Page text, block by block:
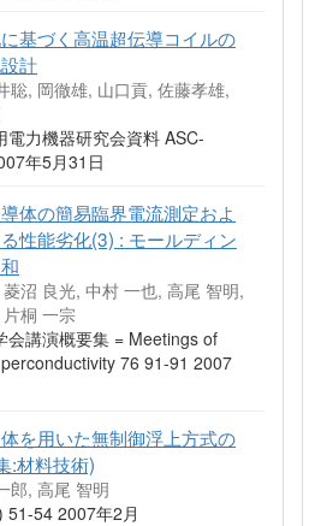
基づく高温超伝導コイルの
計
聡, 岡徹雄, 山口貢, 佐藤孝雄,
電力機器研究会資料 ASC-
年5月31日
体の簡易臨界電流測定およ
性能劣化(3) : モールディン
沼 良光, 中村 一也, 高尾 智明,
桐 一宗
会講演概要集 = Meetings of
76 91-91 2007
を用いた無制御浮上方式の
:材料技術)
郎, 高尾 智明
51-54 2007年2月